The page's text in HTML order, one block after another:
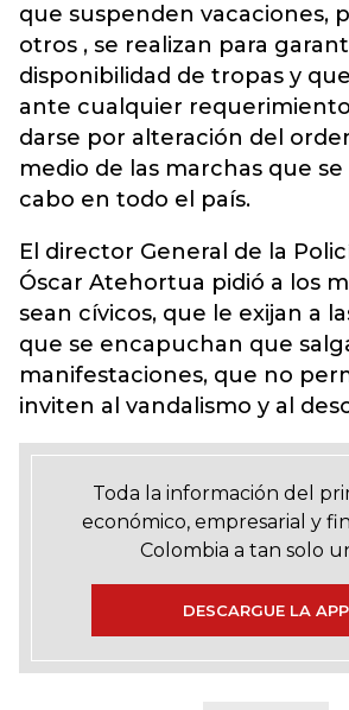
que suspenden vacaciones,
otros , se realizan para
disponibilidad de tropas y
ante cualquier
darse por alteración del
medio de las marchas que se
cabo en todo el país.
El director General de la
Óscar Atehortua pidió a los
sean cívicos, que le exijan a
que se encapuchan que
manifestaciones, que no
inviten al vandalismo y al
Toda la información del
económico, empresarial y
Colombia a tan solo
DESCARGUE LA APP